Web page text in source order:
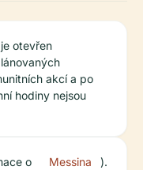
otevřen
akcí a po
hodiny nejsou
o
Messina
).